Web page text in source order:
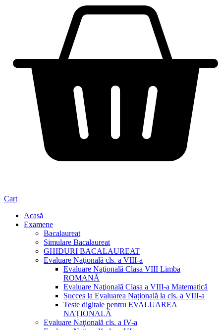
Cart
Acasă
Examene
Bacalaureat
Simulare Bacalaureat
GHIDURI BACALAUREAT
Evaluare Naţională cls. a VIII-a
Evaluare Naţională Clasa VIII Limba
ROMANĂ
Evaluare Naţională Clasa a VIII-a Matematică
Succes la Evaluarea Națională la cls. a VIII-a
Teste digitale pentru EVALUAREA
NAȚIONALĂ
Evaluare Naţională cls. a IV-a